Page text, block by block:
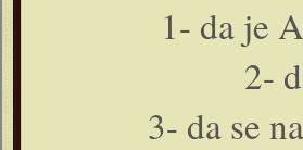
1- da je
2-
3- da se